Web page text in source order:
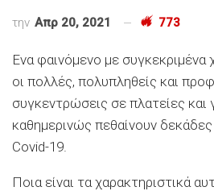
την Απρ 20, 2021 773
Ενα φαινόμενο με συγκεκριμένα
οι πολλές, πολυπληθείς και
συγκεντρώσεις σε πλατείες και
καθημερινώς πεθαίνουν
Covid-19.
Ποια είναι τα χαρακτηριστικά